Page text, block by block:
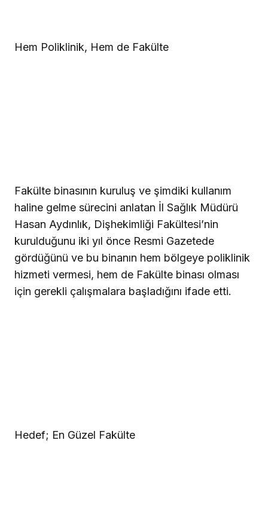
Hem Poliklinik, Hem de Fakülte
Fakülte binasının kuruluş ve şimdiki kullanım
haline gelme sürecini anlatan İl Sağlık Müdürü
Hasan Aydınlık, Dişhekimliği Fakültesi’nin
kurulduğunu iki yıl önce Resmi Gazetede
gördüğünü ve bu binanın hem bölgeye poliklinik
hizmeti vermesi, hem de Fakülte binası olması
için gerekli çalışmalara başladığını ifade etti.
Hedef; En Güzel Fakülte